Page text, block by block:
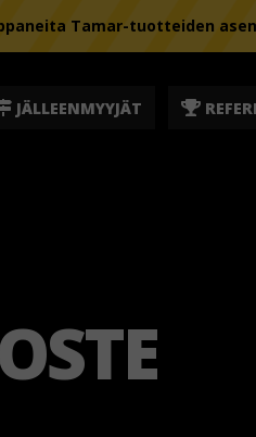
Tamar-tuotteiden
JÄLLEENMYYJÄT